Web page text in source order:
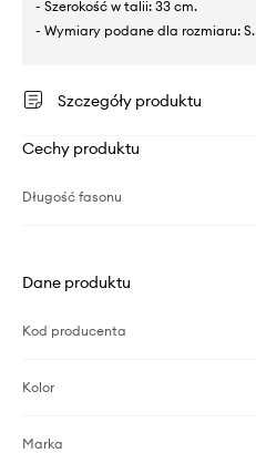
- Szerokość w talii: 33 cm.
- Wymiary podane dla rozmiaru: S.
Szczegóły produktu
Cechy produktu
Długość fasonu
Dane produktu
Kod producenta
Kolor
Marka